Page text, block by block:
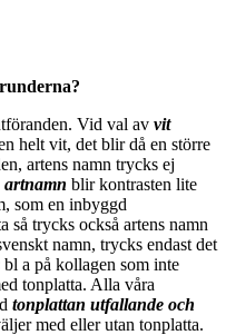
Vid val av vit
helt vit, det blir då en större
artens namn trycks ej
artnamn blir kontrasten lite
som en inbyggd
så trycks också artens namn
namn, trycks endast det
bl a på kollagen som inte
tonplatta. Alla våra
tonplattan utfallande och
med eller utan tonplatta.